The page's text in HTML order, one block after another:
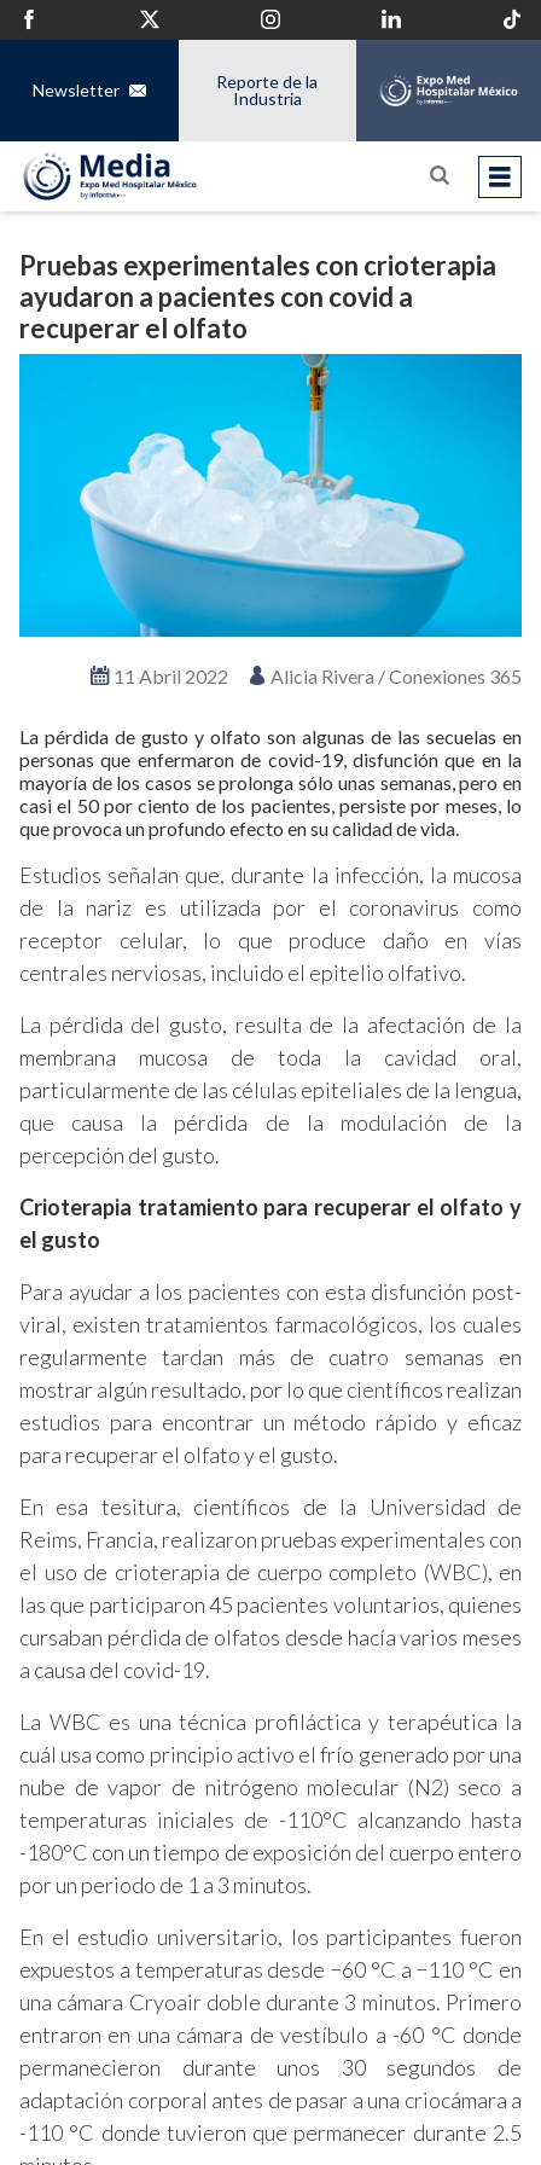
Newsletter
Reporte de la
Industria
Pruebas experimentales con crioterapia
ayudaron a pacientes con covid a
recuperar el olfato
11 Abril 2022 Alicia Rivera / Conexiones 365
La pérdida de gusto y olfato son algunas de las secuelas en
personas que enfermaron de covid-19, disfunción que en la
mayoría de los casos se prolonga sólo unas semanas, pero en
casi el 50 por ciento de los pacientes, persiste por meses, lo
que provoca un profundo efecto en su calidad de vida.
Estudios señalan que, durante la infección, la mucosa
de la nariz es utilizada por el coronavirus como
receptor celular, lo que produce daño en vías
centrales nerviosas, incluido el epitelio olfativo.
La pérdida del gusto, resulta de la afectación de la
membrana mucosa de toda la cavidad oral,
particularmente de las células epiteliales de la lengua,
que causa la pérdida de la modulación de la
percepción del gusto.
Crioterapia tratamiento para recuperar el olfato y
el gusto
Para ayudar a los pacientes con esta disfunción post-
viral, existen tratamientos farmacológicos, los cuales
regularmente tardan más de cuatro semanas en
mostrar algún resultado, por lo que científicos realizan
estudios para encontrar un método rápido y eficaz
para recuperar el olfato y el gusto.
En esa tesitura, científicos de la Universidad de
Reims, Francia, realizaron pruebas experimentales con
el uso de crioterapia de cuerpo completo (WBC), en
las que participaron 45 pacientes voluntarios, quienes
cursaban pérdida de olfatos desde hacía varios meses
a causa del covid-19.
La WBC es una técnica profiláctica y terapéutica la
cuál usa como principio activo el frío generado por una
nube de vapor de nitrógeno molecular (N2) seco a
temperaturas iniciales de -110°C alcanzando hasta
-180°C con un tiempo de exposición del cuerpo entero
por un periodo de 1 a 3 minutos.
En el estudio universitario, los participantes fueron
expuestos a temperaturas desde −60 °C a −110 °C en
una cámara Cryoair doble durante 3 minutos. Primero
entraron en una cámara de vestíbulo a -60 °C donde
permanecieron durante unos 30 segundos de
adaptación corporal antes de pasar a una criocámara a
-110 °C donde tuvieron que permanecer durante 2.5